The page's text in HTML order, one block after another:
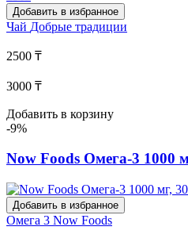
Добавить в избранное
Чай Добрые традиции
2500 ₸
3000 ₸
Добавить в корзину
-9%
Now Foods Омега-3 1000
Добавить в избранное
Омега 3 Now Foods